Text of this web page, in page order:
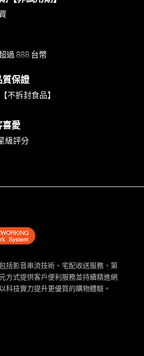
過 888 台幣
保證
不拆封食品】
喜愛
級評分
括影音串流技術、宅配收送服務、第
方式提供客戶便利服務並持續精進網
科技實力提升更優質的購物體驗。